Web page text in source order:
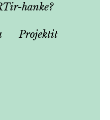
hanke?
Projektit